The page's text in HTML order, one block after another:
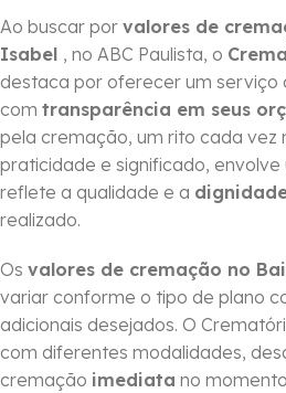
Ao buscar por valores de
Isabel , no ABC Paulista, o
destaca por oferecer um serviço
com transparência em seus
pela cremação, um rito cada vez
praticidade e significado,
reflete a qualidade e a
realizado.
Os valores de cremação no
variar conforme o tipo de plano
adicionais desejados. O
com diferentes modalidades,
cremação imediata no